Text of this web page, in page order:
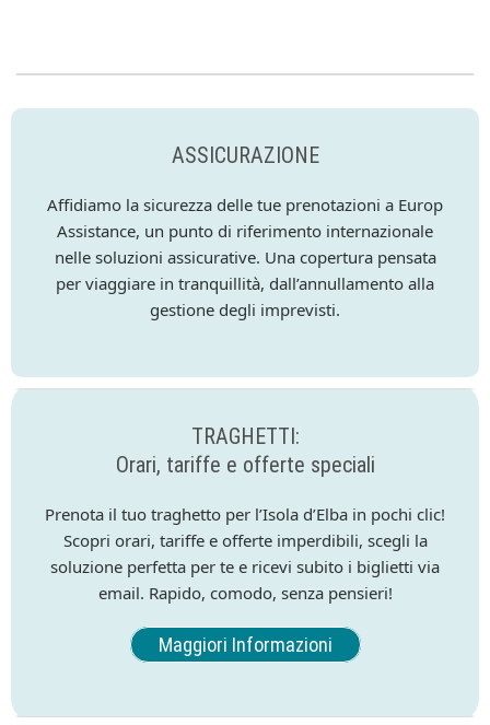
ASSICURAZIONE
Affidiamo la sicurezza delle tue prenotazioni a Europ
Assistance, un punto di riferimento internazionale
nelle soluzioni assicurative. Una copertura pensata
per viaggiare in tranquillità, dall’annullamento alla
gestione degli imprevisti.
TRAGHETTI:
Orari, tariffe e offerte speciali
Prenota il tuo traghetto per l’Isola d’Elba in pochi clic!
Scopri orari, tariffe e offerte imperdibili, scegli la
soluzione perfetta per te e ricevi subito i biglietti via
email. Rapido, comodo, senza pensieri!
Maggiori Informazioni